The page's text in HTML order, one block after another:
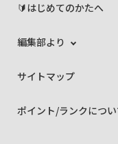
🔰はじめてのかたへ
編集部より
サイトマップ
ポイント/ランクにつ